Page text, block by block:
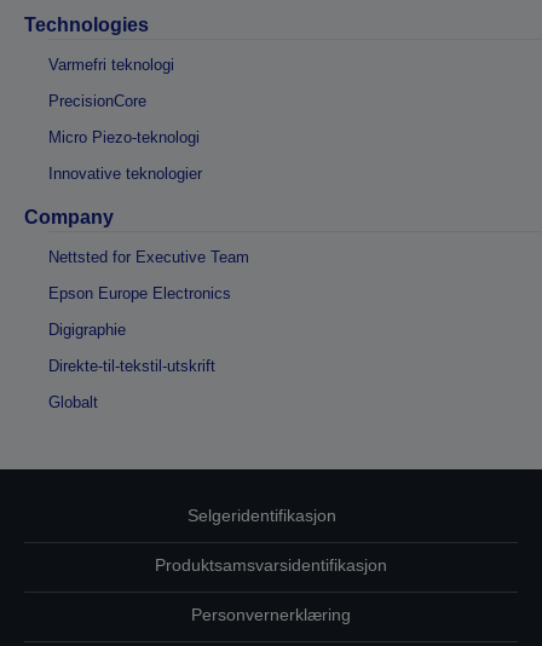
Technologies
Varmefri teknologi
PrecisionCore
Micro Piezo-teknologi
Innovative teknologier
Company
Nettsted for Executive Team
Epson Europe Electronics
Digigraphie
Direkte-til-tekstil-utskrift
Globalt
Selgeridentifikasjon
Produktsamsvarsidentifikasjon
Personvernerklæring